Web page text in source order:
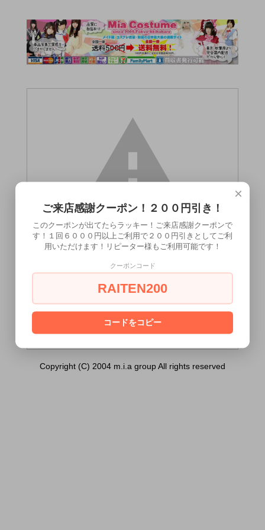
50ml）は18歳未満の方には販売できませ
[ はい ] [ いいえ ]
Copyright (C) 2004 m.i.a group All rights reserved
×
ご来店感謝クーポン！２００円引き！
このクーポンが出てたらラッキー！ご来店感謝クーポンで
す！１回６０００円以上ご利用で２００円引きとしてご利
用いただけます！リピーター様もご利用可能です！
クーポンコード
RAITEN200
コードをコピー